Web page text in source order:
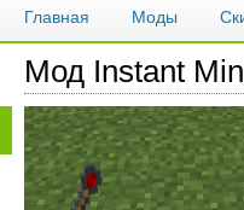
Главная Моды
Мод Instant